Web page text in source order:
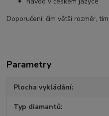
Doporučení: čím větší rozměr,
Parametry
Plocha vykládání
Typ diamantů